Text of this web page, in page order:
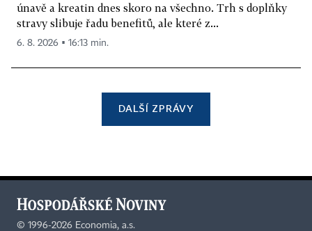
únavě a kreatin dnes skoro na všechno. Trh s doplňky
stravy slibuje řadu benefitů, ale které z...
6. 8. 2026 ▪ 16:13 min.
DALŠÍ ZPRÁVY
© 1996-2026 Economia, a.s.